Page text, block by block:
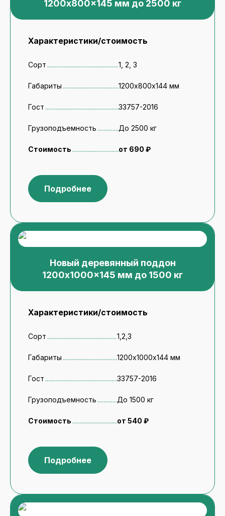
1200x800x145 мм до 2500 кг
Характеристики/стоимость
Сорт 1, 2, 3
Габариты 1200х800х144 мм
Гост 33757-2016
Грузоподъемность До 2500 кг
Стоимость от 690 ₽
Подробнее
Новый деревянный поддон
1200x1000x145 мм до 1500 кг
Характеристики/стоимость
Сорт 1,2,3
Габариты 1200х1000х144 мм
Гост 33757-2016
Грузоподъемность До 1500 кг
Стоимость от 540 ₽
Подробнее